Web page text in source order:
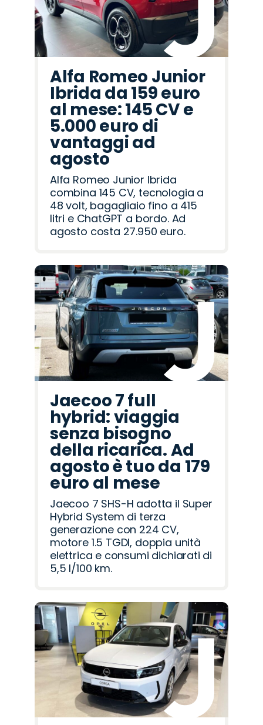
Alfa Romeo Junior
Ibrida da 159 euro
al mese: 145 CV e
5.000 euro di
vantaggi ad
agosto
Alfa Romeo Junior Ibrida
combina 145 CV, tecnologia a
48 volt, bagagliaio fino a 415
litri e ChatGPT a bordo. Ad
agosto costa 27.950 euro.
Jaecoo 7 full
hybrid: viaggia
senza bisogno
della ricarica. Ad
agosto è tuo da 179
euro al mese
Jaecoo 7 SHS-H adotta il Super
Hybrid System di terza
generazione con 224 CV,
motore 1.5 TGDI, doppia unità
elettrica e consumi dichiarati di
5,5 l/100 km.